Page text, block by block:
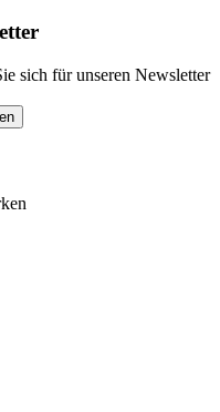
sich für unseren Newsletter